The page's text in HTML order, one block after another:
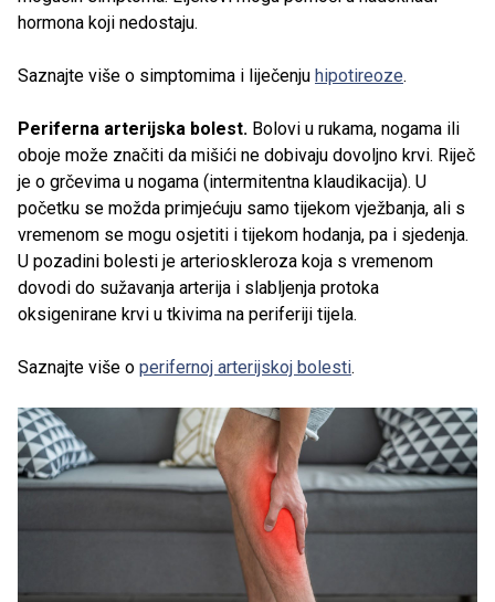
hormona koji nedostaju.
Saznajte više o simptomima i liječenju hipotireoze.
Periferna arterijska bolest. Bolovi u rukama, nogama ili
oboje može značiti da mišići ne dobivaju dovoljno krvi. Riječ
je o grčevima u nogama (intermitentna klaudikacija). U
početku se možda primjećuju samo tijekom vježbanja, ali s
vremenom se mogu osjetiti i tijekom hodanja, pa i sjedenja.
U pozadini bolesti je arterioskleroza koja s vremenom
dovodi do sužavanja arterija i slabljenja protoka
oksigenirane krvi u tkivima na periferiji tijela.
Saznajte više o perifernoj arterijskoj bolesti.